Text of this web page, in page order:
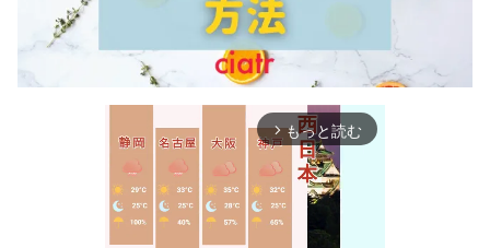
arrow_forward_ios もっと読む